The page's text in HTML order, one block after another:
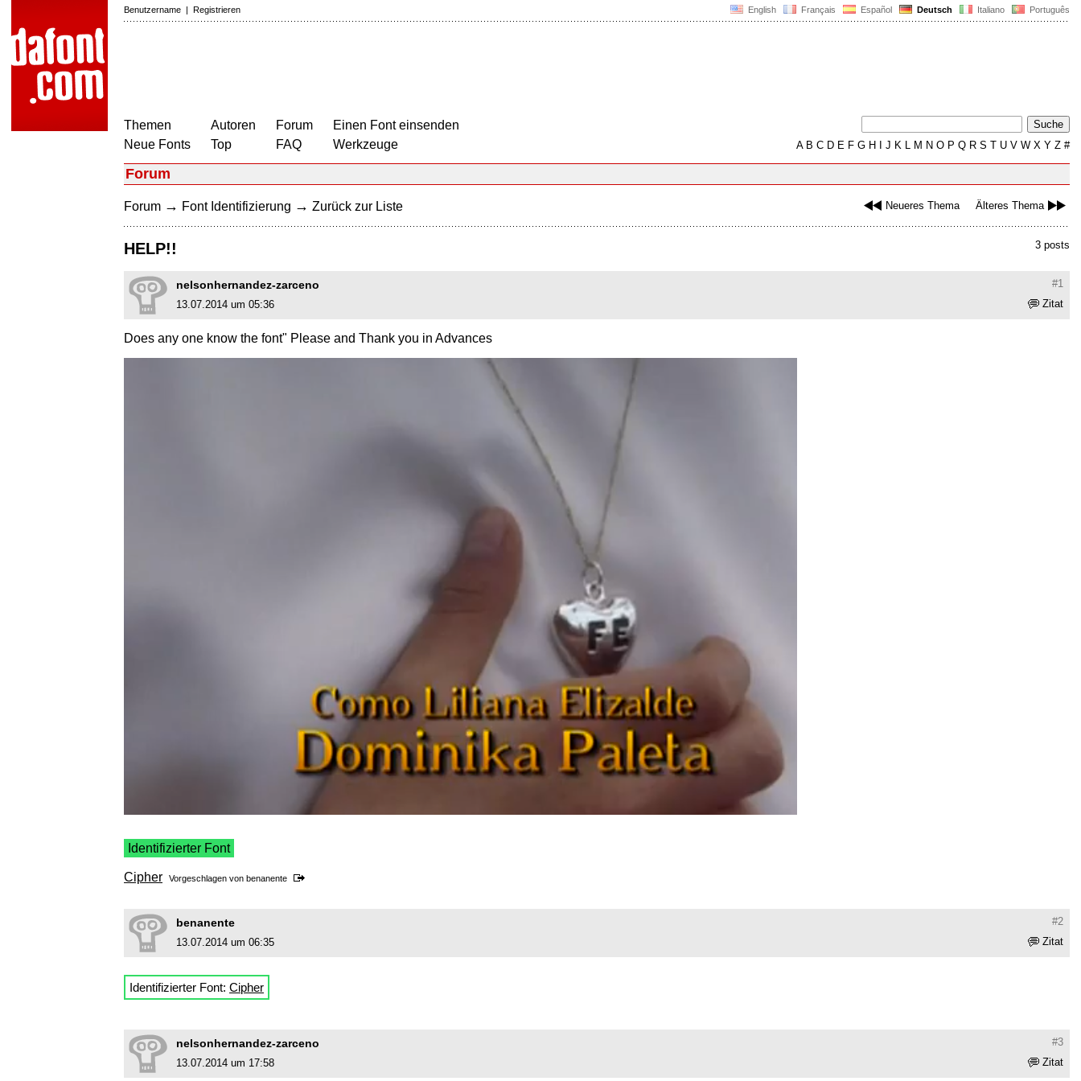
English Français Español Deutsch Italiano Português
Benutzername | Registrieren
Themen
Neue Fonts
Autoren
Top
Forum
FAQ
Einen Font einsenden
Werkzeuge
AB C D E F G H J K L M N O P Q R S T U V W X Y Z #
Forum
Neueres Thema Älteres Thema
Forum → Font Identifizierung → Zurück zur Liste
3 posts
HELP!!
#1
nelsonhernandez-zarceno
Zitat
13.07.2014 um 05:36
Does any one know the font" Please and Thank you in Advances
Identifizierter Font
Cipher Vorgeschlagen von benanente
#2
benanente
Zitat
13.07.2014 um 06:35
Identifizierter Font: Cipher
#3
nelsonhernandez-zarceno
Zitat
13.07.2014 um 17:58